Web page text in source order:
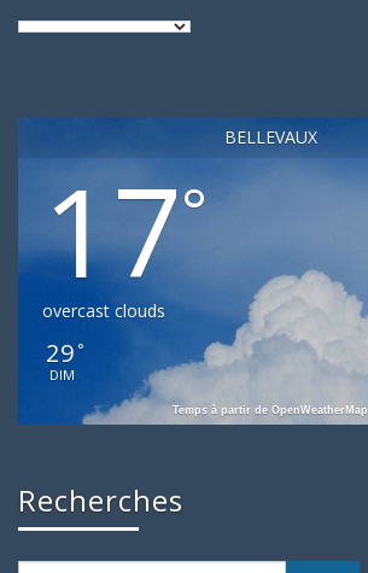
BELLEVAUX
17°
overcast clouds
29 °
DIM
Temps à partir de OpenWeatherMap
Recherches